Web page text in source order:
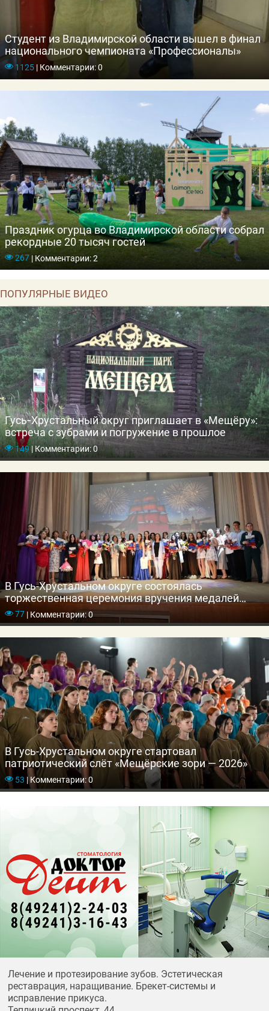
Студент из Владимирской области вышел в финал
национального чемпионата «Профессионалы»
1125 |Комментарии: 0
Праздник огурца во Владимирской области собрал
рекордные 20 тысяч гостей
267 |Комментарии: 2
ПОПУЛЯРНЫЕ ВИДЕО
Гусь‑Хрустальный округ приглашает в «Мещёру»:
встреча с зубрами и погружение в прошлое
149 |Комментарии: 0
В Гусь-Хрустальном округе состоялась
торжественная церемония вручения медалей
выпускникам школ
77 |Комментарии: 0
В Гусь-Хрустальном округе стартовал
патриотический слёт «Мещёрские зори — 2026»
53 |Комментарии: 0
Лечение и протезирование зубов. Эстетическая
реставрация, наращивание. Брекет-системы и
исправление прикуса.